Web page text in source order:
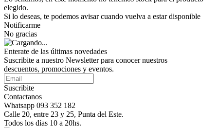
elegido.
Si lo deseas, te podemos avisar cuando vuelva a estar disponible
Notificarme
No gracias
Enterate de las últimas novedades
Suscribite a nuestro Newsletter para conocer nuestros
descuentos, promociones y eventos.
Suscribite
Contactanos
Whatsapp 093 352 182
Calle 20, entre 23 y 25, Punta del Este.
Todos los días 10 a 20hs.